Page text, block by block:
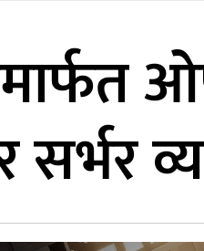
सर्भर